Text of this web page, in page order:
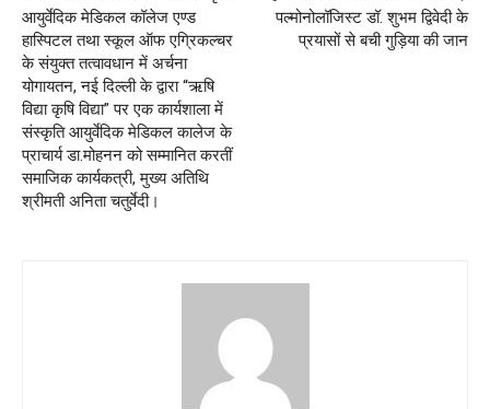
आयुर्वेदिक मेडिकल कॉलेज एण्ड
हास्पिटल तथा स्कूल ऑफ एग्रिकल्चर
के संयुक्त तत्वावधान में अर्चना
योगायतन, नई दिल्ली के द्वारा “ऋषि
विद्या कृषि विद्या” पर एक कार्यशाला में
संस्कृति आयुर्वेदिक मेडिकल कालेज के
प्राचार्य डा.मोहनन को सम्मानित करतीं
समाजिक कार्यकत्री, मुख्य अतिथि
श्रीमती अनिता चतुर्वेदी।
पल्मोनोलॉजिस्ट डॉ. शुभम द्विवेदी के
प्रयासों से बची गुड़िया की जान